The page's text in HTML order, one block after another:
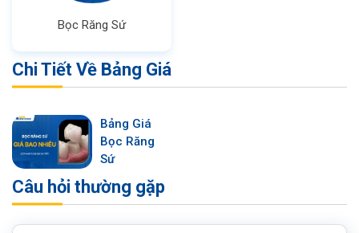
Bọc Răng Sứ
Chi Tiết Về Bảng Giá
Bảng Giá
Bọc Răng
Sứ
Câu hỏi thường gặp